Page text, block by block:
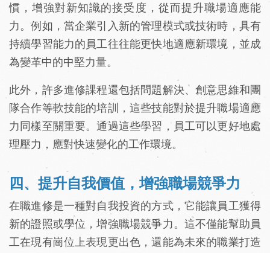
慣，增強對新知識的接受度，從而提升職場適應能
力。例如，當企業引入新的管理模式或技術時，具有
持續學習能力的員工往往能更快地適應新環境，並成
為變革中的中堅力量。
此外，許多進修課程還包括問題解決、創意思維和團
隊合作等軟技能的培訓，這些技能對於提升職場適應
力同樣至關重要。通過這些學習，員工可以更好地處
理壓力，應對快速變化的工作環境。
四、提升自我價值，增強職場競爭力
在職進修是一種對自我投資的方式，它能讓員工獲得
新的證照或學位，增強職場競爭力。這不僅能幫助員
工在現有崗位上表現更出色，還能為未來的職業打造